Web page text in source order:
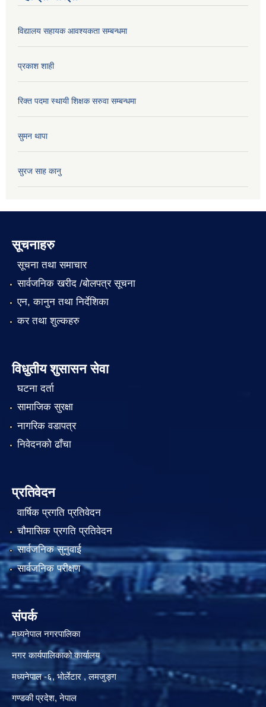
विद्यालय सहायक आवश्यकता सम्बन्धमा
प्रकाश शाही
रिक्त पदमा स्थायी शिक्षक सरुवा सम्बन्धमा
सुमन थापा
सुरज साह कानु
सूचनाहरु
सूचना तथा समाचार
सार्वजनिक खरीद /बोलपत्र सूचना
एन, कानुन तथा निर्देशिका
कर तथा शुल्कहरु
विधुतीय शुसासन सेवा
घटना दर्ता
सामाजिक सुरक्षा
नागरिक वडापत्र
निवेदनको ढाँचा
प्रतिवेदन
वार्षिक प्रगति प्रतिवेदन
चौमासिक प्रगति प्रतिवेदन
सार्वजनिक सुनुवाई
सार्वजनिक परीक्षण
संपर्क
मध्यनेपाल नगरपालिका
नगर कार्यपालिकाको कार्यालय
मध्यनेपाल -६, भोर्लेटार , लमजुङ्ग
गण्डकी प्रदेश, नेपाल